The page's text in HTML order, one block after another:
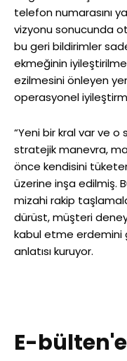
telefon numarasını
vizyonu sonucunda
bu geri bildirimler
ekmeğinin
ezilmesini önleyen
operasyonel
“Yeni bir kral var ve o
stratejik manevra,
önce kendisini
üzerine inşa edilmiş.
mizahi rakip
dürüst, müşteri
kabul etme erdemini
anlatısı kuruyor.
E-